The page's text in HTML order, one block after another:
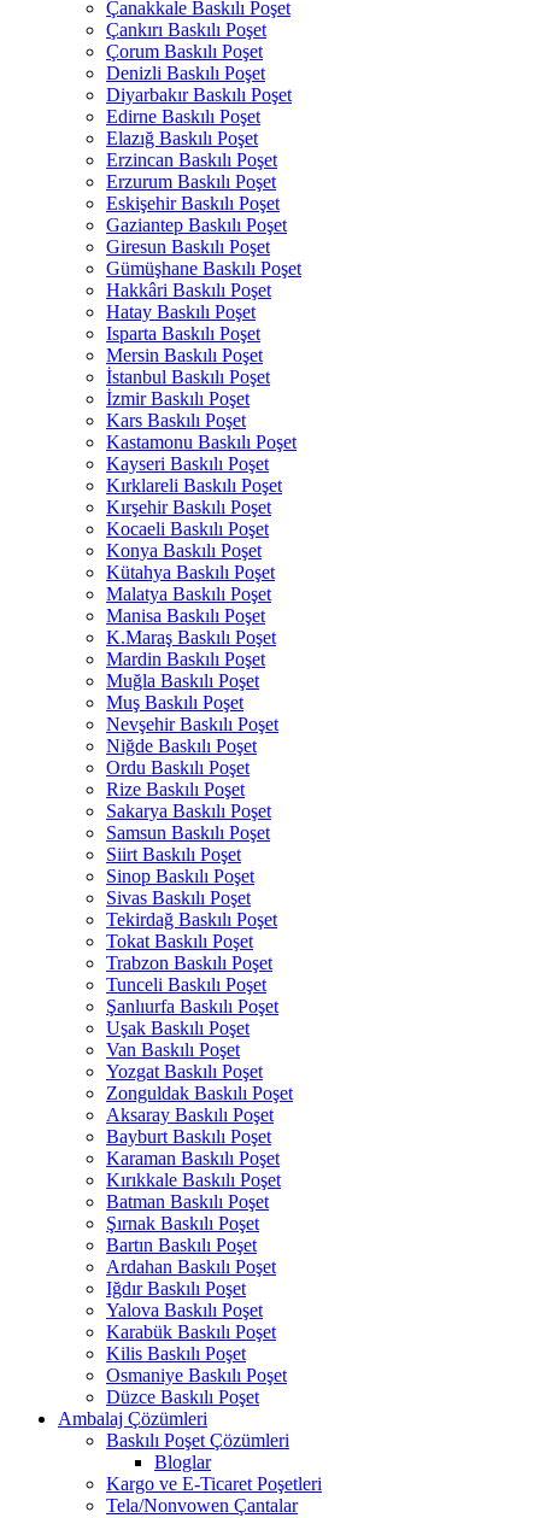
Çanakkale Baskılı Poşet
Çankırı Baskılı Poşet
Çorum Baskılı Poşet
Denizli Baskılı Poşet
Diyarbakır Baskılı Poşet
Edirne Baskılı Poşet
Elazığ Baskılı Poşet
Erzincan Baskılı Poşet
Erzurum Baskılı Poşet
Eskişehir Baskılı Poşet
Gaziantep Baskılı Poşet
Giresun Baskılı Poşet
Gümüşhane Baskılı Poşet
Hakkâri Baskılı Poşet
Hatay Baskılı Poşet
Isparta Baskılı Poşet
Mersin Baskılı Poşet
İstanbul Baskılı Poşet
İzmir Baskılı Poşet
Kars Baskılı Poşet
Kastamonu Baskılı Poşet
Kayseri Baskılı Poşet
Kırklareli Baskılı Poşet
Kırşehir Baskılı Poşet
Kocaeli Baskılı Poşet
Konya Baskılı Poşet
Kütahya Baskılı Poşet
Malatya Baskılı Poşet
Manisa Baskılı Poşet
K.Maraş Baskılı Poşet
Mardin Baskılı Poşet
Muğla Baskılı Poşet
Muş Baskılı Poşet
Nevşehir Baskılı Poşet
Niğde Baskılı Poşet
Ordu Baskılı Poşet
Rize Baskılı Poşet
Sakarya Baskılı Poşet
Samsun Baskılı Poşet
Siirt Baskılı Poşet
Sinop Baskılı Poşet
Sivas Baskılı Poşet
Tekirdağ Baskılı Poşet
Tokat Baskılı Poşet
Trabzon Baskılı Poşet
Tunceli Baskılı Poşet
Şanlıurfa Baskılı Poşet
Uşak Baskılı Poşet
Van Baskılı Poşet
Yozgat Baskılı Poşet
Zonguldak Baskılı Poşet
Aksaray Baskılı Poşet
Bayburt Baskılı Poşet
Karaman Baskılı Poşet
Kırıkkale Baskılı Poşet
Batman Baskılı Poşet
Şırnak Baskılı Poşet
Bartın Baskılı Poşet
Ardahan Baskılı Poşet
Iğdır Baskılı Poşet
Yalova Baskılı Poşet
Karabük Baskılı Poşet
Kilis Baskılı Poşet
Osmaniye Baskılı Poşet
Düzce Baskılı Poşet
Ambalaj Çözümleri
Baskılı Poşet Çözümleri
Bloglar
Kargo ve E-Ticaret Poşetleri
Tela/Nonvowen Çantalar